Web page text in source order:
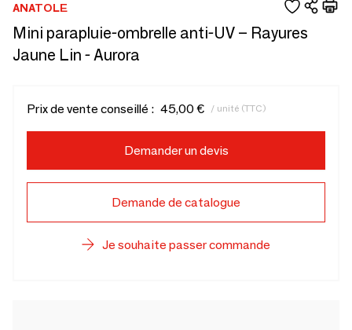
ANATOLE
Mini parapluie-ombrelle anti-UV – Rayures
Jaune Lin - Aurora
Prix de vente conseillé : 45,00 € / unité (TTC)
Demander un devis
Demande de catalogue
Je souhaite passer commande